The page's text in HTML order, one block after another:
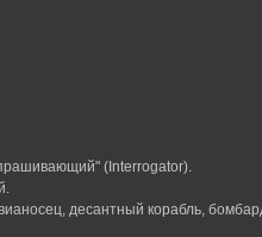
(Interrogator).
десантный корабль,